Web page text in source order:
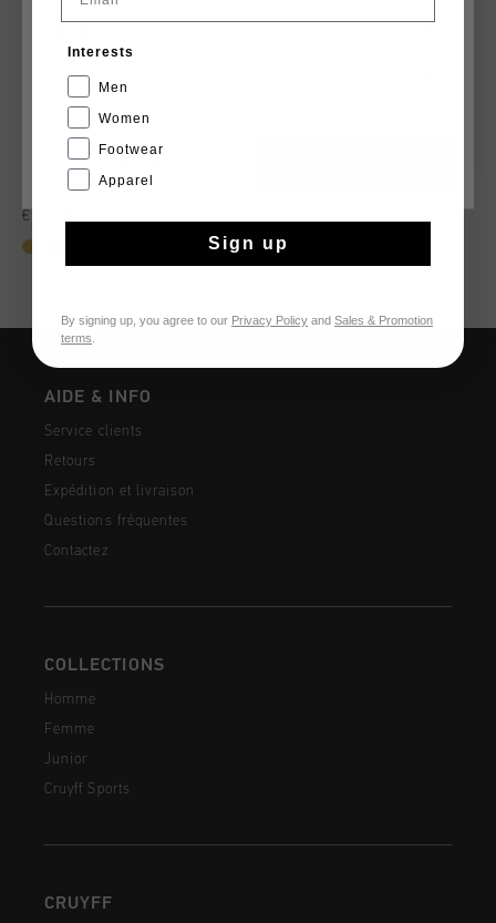
Isabella
€ 34,95
AIDE & INFO
Service clients
Retours
Expédition et livraison
Questions fréquentes
Contactez
COLLECTIONS
Homme
Femme
Junior
Cruyff Sports
CRUYFF
France
Interests
Men
Women
Footwear
Apparel
Sign up
By signing up, you agree to our Privacy Policy and Sales & Promotion
terms